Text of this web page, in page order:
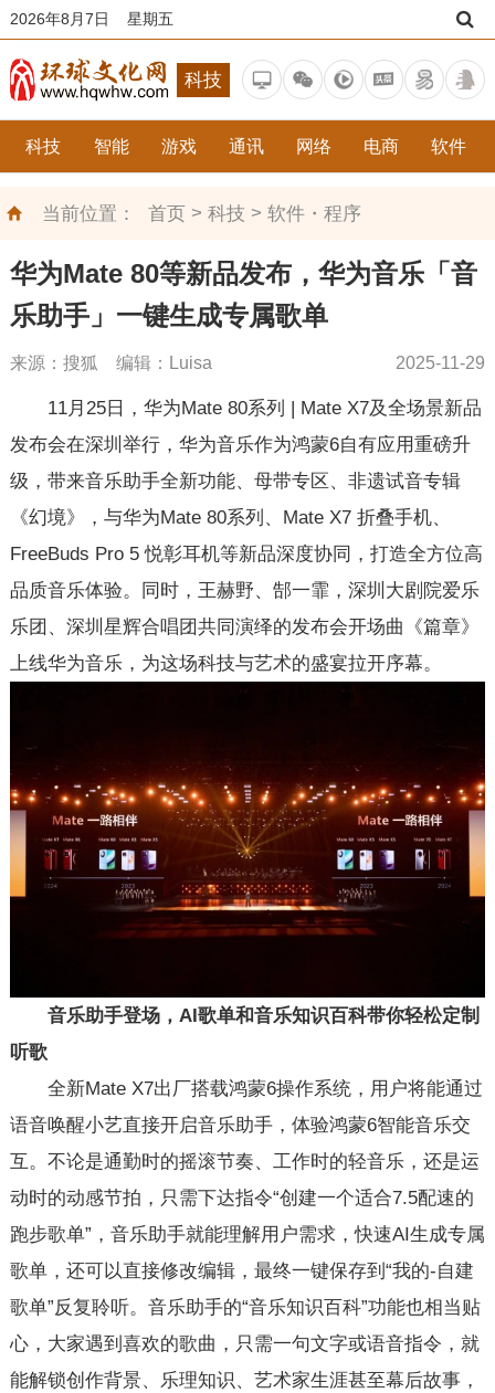
2026年8月7日 星期五
科技
科技 智能 游戏 通讯 网络 电商 软件
当前位置： 首页> 科技 > 软件・程序
华为Mate 80等新品发布，华为音乐「音
乐助手」一键生成专属歌单
来源：搜狐 编辑：Luisa 2025-11-29
11月25日，华为Mate 80系列 | Mate X7及全场景新品
发布会在深圳举行，华为音乐作为鸿蒙6自有应用重磅升
级，带来音乐助手全新功能、母带专区、非遗试音专辑
《幻境》，与华为Mate 80系列、Mate X7 折叠手机、
FreeBuds Pro 5 悦彰耳机等新品深度协同，打造全方位高
品质音乐体验。同时，王赫野、郜一霏，深圳大剧院爱乐
乐团、深圳星辉合唱团共同演绎的发布会开场曲《篇章》
上线华为音乐，为这场科技与艺术的盛宴拉开序幕。
音乐助手登场，AI歌单和音乐知识百科带你轻松定制
听歌
全新Mate X7出厂搭载鸿蒙6操作系统，用户将能通过
语音唤醒小艺直接开启音乐助手，体验鸿蒙6智能音乐交
互。不论是通勤时的摇滚节奏、工作时的轻音乐，还是运
动时的动感节拍，只需下达指令“创建一个适合7.5配速的
跑步歌单”，音乐助手就能理解用户需求，快速AI生成专属
歌单，还可以直接修改编辑，最终一键保存到“我的-自建
歌单”反复聆听。音乐助手的“音乐知识百科”功能也相当贴
心，大家遇到喜欢的歌曲，只需一句文字或语音指令，就
能解锁创作背景、乐理知识、艺术家生涯甚至幕后故事，